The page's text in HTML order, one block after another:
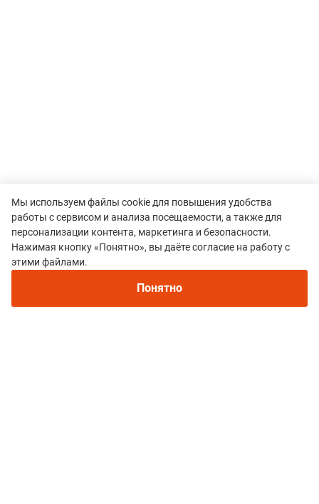
Все гонки
Трейловый забег SPACE RUN
Мы используем файлы cookie для повышения удобства
работы с сервисом и анализа посещаемости, а также для
персонализации контента, маркетинга и безопасности.
Нажимая кнопку «Понятно», вы даёте согласие на работу с
этими файлами.
Понятно